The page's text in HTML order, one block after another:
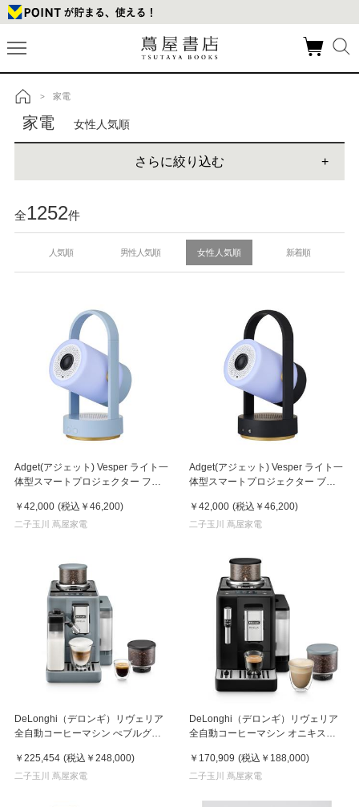
トップ
> 家電
家電 女性人気順
さらに絞り込む
全1252件
人気順 男性人気順 女性人気順 新着順
Adget(アジェット) Vesper ライト一
体型スマートプロジェクター フォ
￥42,000 (税込 ￥46,200)
二子玉川 蔦屋家電
Adget(アジェット) Vesper ライト一
体型スマートプロジェクター ブラ
￥42,000 (税込 ￥46,200)
二子玉川 蔦屋家電
DeLonghi（デロンギ）リヴェリア
全自動コーヒーマシン ぺブルグレ
￥225,454 (税込 ￥248,000)
二子玉川 蔦屋家電
DeLonghi（デロンギ）リヴェリア
全自動コーヒーマシン オニキスブ
￥170,909 (税込 ￥188,000)
二子玉川 蔦屋家電